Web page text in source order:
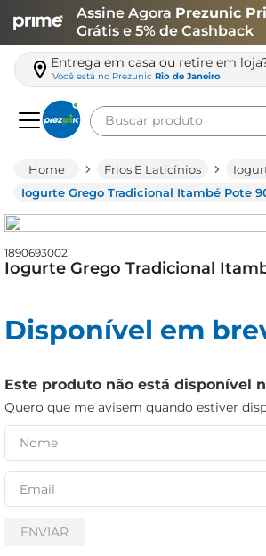
Assine Agora Prezunic
Grátis e 5% de Cashback
Entrega em casa ou retire em
Você está no Prezunic Rio de Janeiro
Buscar produto
Frios E Laticínios
Iogurte Grego Tradicional Itambé Pote
1890693002
Iogurte Grego Tradicional
Disponível em
Este produto não está disponível
Quero que me avisem quando estiver
ENVIAR
leite
queijo
biscoito
iogurte
papel higiênico